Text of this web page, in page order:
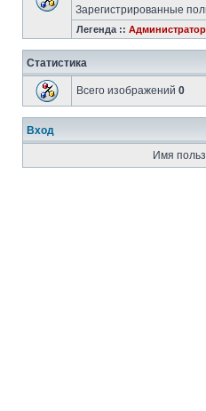
Зарегистрированные
Легенда ::
Статистика
Всего изображений 0
Вход
Имя